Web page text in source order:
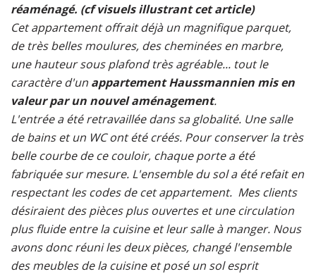
réaménagé. (cf visuels illustrant cet article)
Cet appartement offrait déjà un magnifique parquet,
de très belles moulures, des cheminées en marbre,
une hauteur sous plafond très agréable... tout le
caractère d'un appartement Haussmannien mis en
valeur par un nouvel aménagement.
L'entrée a été retravaillée dans sa globalité. Une salle
de bains et un WC ont été créés. Pour conserver la très
belle courbe de ce couloir, chaque porte a été
fabriquée sur mesure. L'ensemble du sol a été refait en
respectant les codes de cet appartement. Mes clients
désiraient des pièces plus ouvertes et une circulation
plus fluide entre la cuisine et leur salle à manger. Nous
avons donc réuni les deux pièces, changé l'ensemble
des meubles de la cuisine et posé un sol esprit